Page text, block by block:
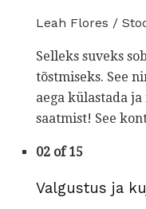
Leah Flores /
Selleks suveks
tõstmiseks. See
aega külastada
saatmist! See
02 of 15
Valgustus ja